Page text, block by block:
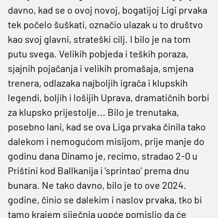
davno, kad se o ovoj novoj, bogatijoj Ligi prvaka
tek počelo šuškati, označio ulazak u to društvo
kao svoj glavni, strateški cilj. I bilo je na tom
putu svega. Velikih pobjeda i teških poraza,
sjajnih pojačanja i velikih promašaja, smjena
trenera, odlazaka najboljih igrača i klupskih
legendi, boljih i lošijih Uprava, dramatičnih borbi
za klupsko prijestolje... Bilo je trenutaka,
posebno lani, kad se ova Liga prvaka činila tako
dalekom i nemogućom misijom, prije manje do
godinu dana Dinamo je, recimo, stradao 2-0 u
Prištini kod Ballkanija i 'sprintao' prema dnu
bunara. Ne tako davno, bilo je to ove 2024.
godine, činio se dalekim i naslov prvaka, tko bi
tamo krajem siječnja uopće pomislio da će